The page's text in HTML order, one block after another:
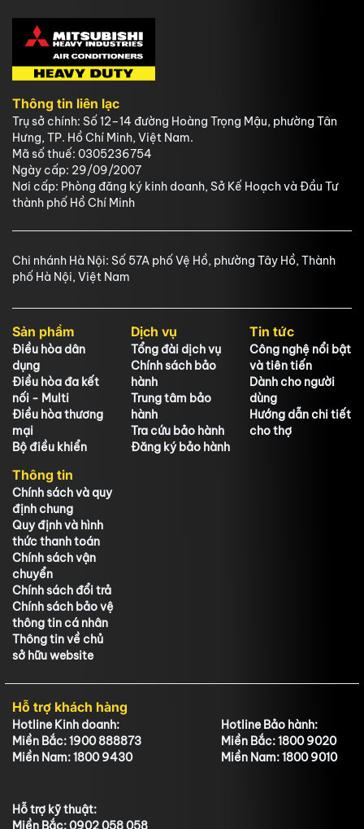
Thông tin liên lạc
Trụ sở chính: Số 12–14 đường Hoàng Trọng Mậu, phường Tân
Hưng, TP. Hồ Chí Minh, Việt Nam.
Mã số thuế: 0305236754
Ngày cấp: 29/09/2007
Nơi cấp: Phòng đăng ký kinh doanh, Sở Kế Hoạch và Đầu Tư
thành phố Hồ Chí Minh
Chi nhánh Hà Nội: Số 57A phố Vệ Hồ, phường Tây Hồ, Thành
phố Hà Nội, Việt Nam
Sản phẩm
Điều hòa dân
dụng
Điều hòa đa kết
nối - Multi
Điều hòa thương
mại
Bộ điều khiển
Dịch vụ
Tổng đài dịch vụ
Chính sách bảo
hành
Trung tâm bảo
hành
Tra cứu bảo hành
Đăng ký bảo hành
Tin tức
Công nghệ nổi bật
và tiên tiến
Dành cho người
dùng
Hướng dẫn chi tiết
cho thợ
Thông tin
Chính sách và quy
định chung
Quy định và hình
thức thanh toán
Chính sách vận
chuyển
Chính sách đổi trả
Chính sách bảo vệ
thông tin cá nhân
Thông tin về chủ
sở hữu website
Hỗ trợ khách hàng
Hotline Kinh doanh:
Miền Bắc: 1900 888873
Miền Nam: 1800 9430
Hotline Bảo hành:
Miền Bắc: 1800 9020
Miền Nam: 1800 9010
Hỗ trợ kỹ thuật:
Miền Bắc: 0902 058 058